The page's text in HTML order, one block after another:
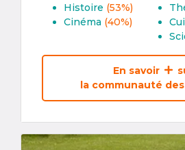
Histoire (53%)
Cinéma (40%)
En savoir
la communauté